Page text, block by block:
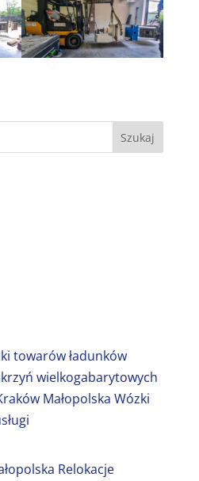
towarów ładunków
wielkogabarytowych
Małopolska Wózki
Relokacje